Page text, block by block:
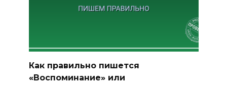
Как правильно пишется
«Воспоминание» или